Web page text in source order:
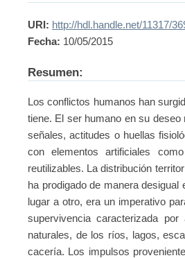
URI: http://hdl.handle.net/11317/
Fecha: 10/05/2015
Resumen:
Los conflictos humanos han
tiene. El ser humano en su deseo
señales, actitudes o huellas
con elementos artificiales
reutilizables. La distribución
ha prodigado de manera
lugar a otro, era un imperativo
supervivencia caracterizada
naturales, de los ríos, lagos,
cacería. Los impulsos